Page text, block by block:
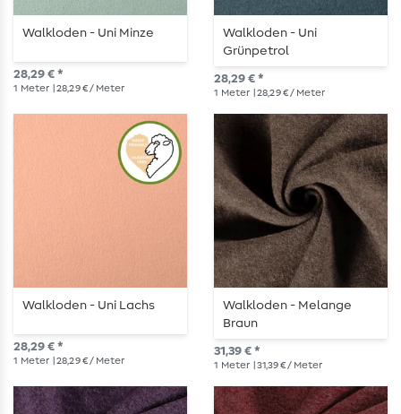
Walkloden - Uni Minze
28,29 € *
1 Meter | 28,29 € / Meter
Walkloden - Uni
Grünpetrol
28,29 € *
1 Meter | 28,29 € / Meter
Walkloden - Uni Lachs
28,29 € *
1 Meter | 28,29 € / Meter
Walkloden - Melange
Braun
31,39 € *
1 Meter | 31,39 € / Meter